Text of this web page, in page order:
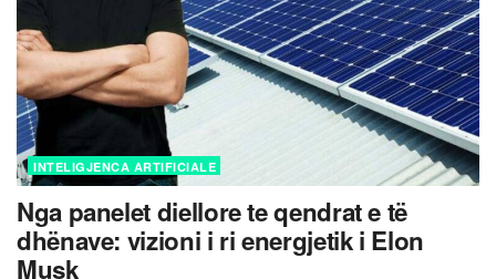
INTELIGJENCA ARTIFICIALE
Nga panelet diellore te qendrat e të
dhënave: vizioni i ri energjetik i Elon
Musk